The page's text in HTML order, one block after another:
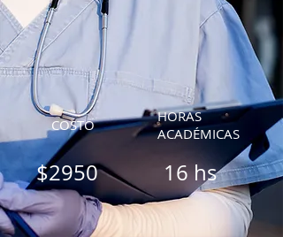
COSTO
$2950
HORAS
ACADÉMICAS
16 hs